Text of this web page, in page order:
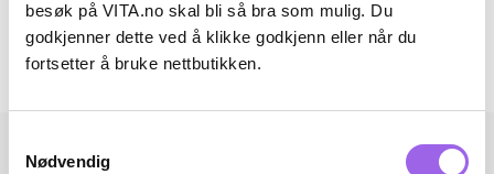
besøk på VITA.no skal bli så bra som mulig. Du
godkjenner dette ved å klikke godkjenn eller når du
fortsetter å bruke nettbutikken.
Nødvendig
Omtaler